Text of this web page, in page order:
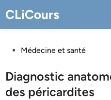
to
content
CLiCours
PostedMédecine et santé
Diagnostic
des péricardites